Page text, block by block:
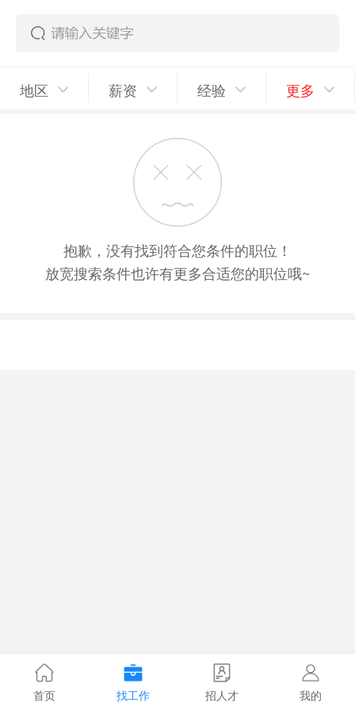
地区 薪资 经验 更多
抱歉，没有找到符合您条件的职位！
放宽搜索条件也许有更多合适您的职位哦~
首页 找工作 招人才 我的